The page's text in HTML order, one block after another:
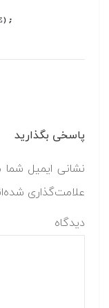
پاسخی بگذارید
نشانی ایمیل
علامت‌گذاری
دیدگاه